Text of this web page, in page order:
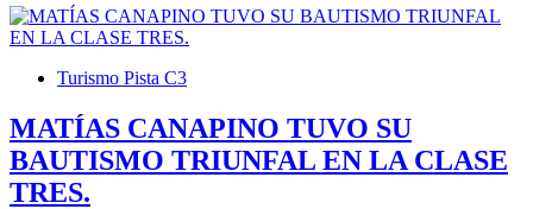
Turismo Pista C3
MATÍAS CANAPINO TUVO SU
BAUTISMO TRIUNFAL EN LA CLASE
TRES.